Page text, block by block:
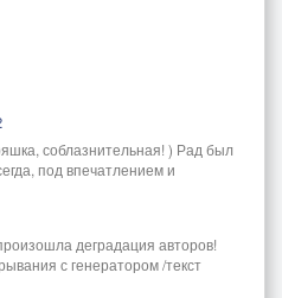
соблазнительная! ) Рад был
под впечатлением и
деградация авторов!
с генератором /текст